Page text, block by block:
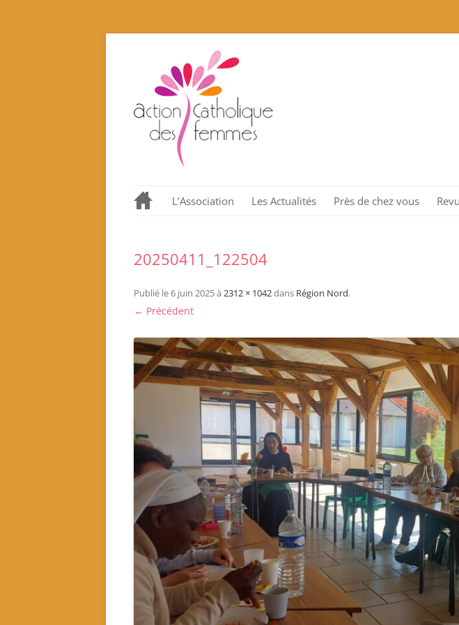
L’Association
Nos valeurs promues et
incarnées
Que proposons nous ?
Notre fonctionnement
Quel projet associatif 2024-
2026?
Quels sont nos partenaires ?
Les Actualités Près de chez vous
Région Ile de France
Région Provence
Méditerranée
Région Sud-Ouest
Région Nord
Région Ouest
20250411_122504
Publié le6 juin 2025à 2312 × 1042dans Région Nord.
← Précédent